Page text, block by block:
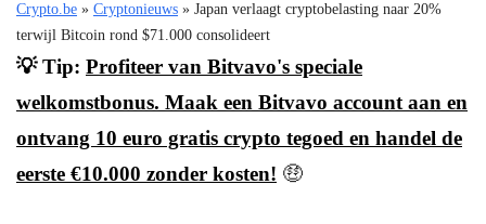
Crypto.be » Cryptonieuws » Japan verlaagt cryptobelasting naar 20%
terwijl Bitcoin rond $71.000 consolideert
💡 Tip: Profiteer van Bitvavo's speciale
welkomstbonus. Maak een Bitvavo account aan en
ontvang 10 euro gratis crypto tegoed en handel de
eerste €10.000 zonder kosten! 🤑